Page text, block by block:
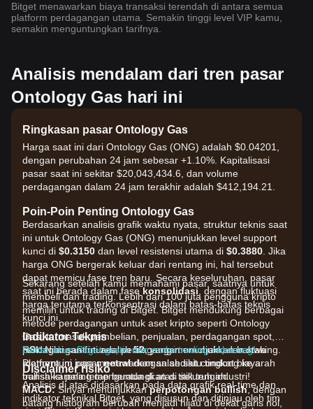
Bitget menawarkan biaya transaksi terendah di antara semua
platform perdagangan utama. Semakin tinggi level VIP kamu,
semakin menguntungkan tarifnya.
Analisis mendalam dari tren pasar
Ontology Gas hari ini
Ringkasan pasar Ontology Gas
Harga saat ini dari Ontology Gas (ONG) adalah $0.04201,
dengan perubahan 24 jam sebesar +1.10%. Kapitalisasi
pasar saat ini sekitar $20,043,434.6, dan volume
perdagangan dalam 24 jam terakhir adalah $412,194.21.
Poin-Poin Penting Ontology Gas
Berdasarkan analisis grafik waktu nyata, struktur teknis saat
ini untuk Ontology Gas (ONG) menunjukkan level support
kunci di $0.3150 dan level resistensi utama di $0.3880 . Jika
harga ONG bergerak keluar dari rentang ini, hal tersebut
dapat memicu fase tren baru. Secara keseluruhan, pasar
saat ini berada dalam fase konsolidasi , dengan fluktuasi
harga terutama terkonsentrasi dalam batas-batas teknis
kunci ini.
Indikator Teknis
RSI:Nilai saat ini adalah52, yang menunjukkan bahwa
momentum pasarnetraldengan sedikit condong ke arah
bullish karena tetap berada di atas titik tengah.
MACD:Sinyal menunjukkanperpotongan bullish, dengan
batang histogram berubah menjadi hijau di dekat garis nol,
Sekarang setelah kamu memahami pasar, saatnya untuk
membeli dan trading. Lebih dari 100 juta pengguna kripto
memilih untuk trading di Bitget. Bitget mendukung berbagai
metode perdagangan untuk aset kripto seperti Ontology
Gas, termasuk pembelian, penjualan, perdagangan spot,
perdagangan futures, perdagangan on-chain, dan staking.
Platform ini juga menawarkan salah satu tingkat biaya
transaksi paling menguntungkan di seluruh industri!
Daftar akun Bitget gratis dan mulai trading sekarang!
Disclaimer risiko
Analisis di atas didasarkan pada data grafik real-time dan
indikator teknikal Bitget, yang disusun dan ditinjau oleh tim